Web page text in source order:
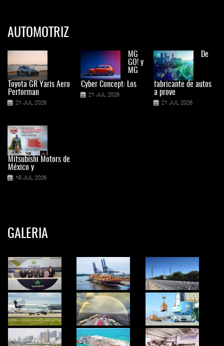
AUTOMOTRIZ
Toyota GR Yaris Aero
Performan
21 JUL 2026
Mitsubishi Motors de
México y
16 JUL 2026
MG
GO! y
MG
Cyber Concept: Los
21 JUL 2026
De
fabricante de autos
a prove
21 JUL 2026
GALERIA